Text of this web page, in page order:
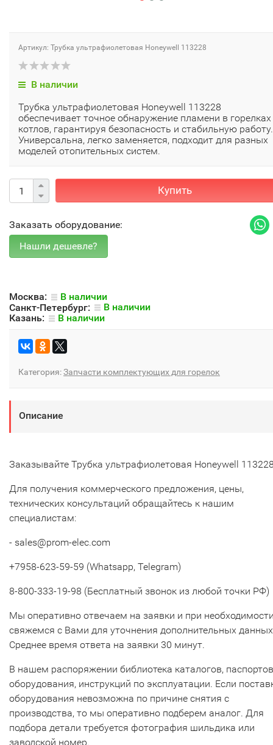
Артикул: Трубка ультрафиолетовая Honeywell 113228
В наличии
Трубка ультрафиолетовая Honeywell 113228
обеспечивает точное обнаружение пламени в горелках
котлов, гарантируя безопасность и стабильную работу.
Универсальна, легко заменяется, подходит для разных
моделей отопительных систем.
Купить
Заказать оборудование:
Москва:
В наличии
Санкт-Петербург:
В наличии
Казань:
В наличии
Категория:Запчасти комплектующих для горелок
Описание
Заказывайте Трубка ультрафиолетовая Honeywell
Для получения коммерческого предложения, цены,
технических консультаций обращайтесь к нашим
специалистам:
- sales@prom-elec.com
+7958-623-59-59 (Whatsapp, Telegram)
8-800-333-19-98 (Бесплатный звонок из любой точки РФ)
Мы оперативно отвечаем на заявки и при
свяжемся с Вами для уточнения дополнительных
Среднее время ответа на заявки 30 минут.
В нашем распоряжении библиотека каталогов, паспортов
оборудования, инструкций по эксплуатации. Если
оборудования невозможна по причине снятия с
производства, то мы оперативно подберем аналог. Для
подбора детали требуется фотография шильдика или
заводской номер.